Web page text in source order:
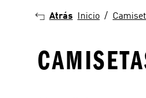
Atrás Inicio